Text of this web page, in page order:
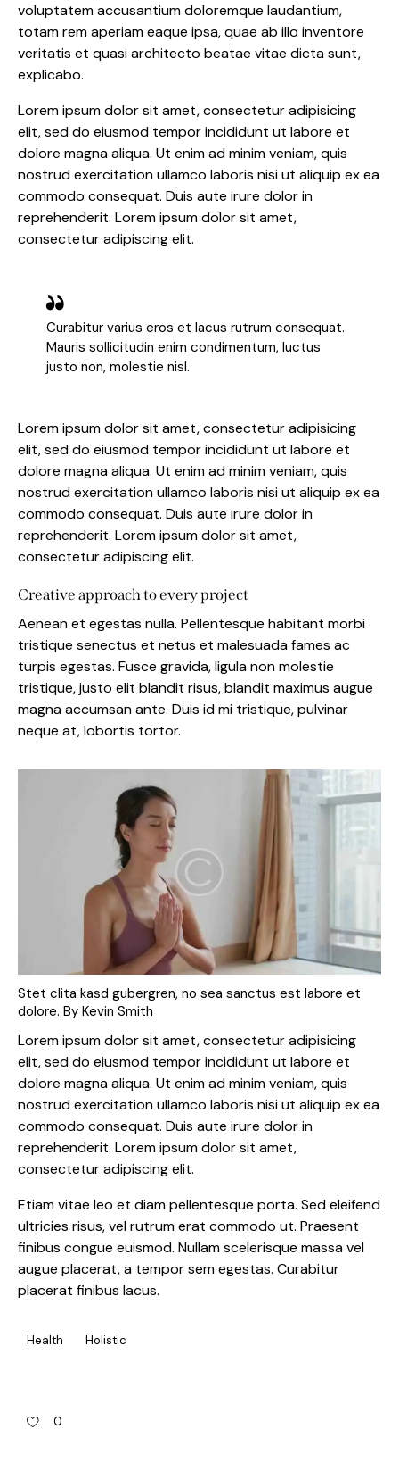
voluptatem accusantium doloremque laudantium,
totam rem aperiam eaque ipsa, quae ab illo inventore
veritatis et quasi architecto beatae vitae dicta sunt,
explicabo.
Lorem ipsum dolor sit amet, consectetur adipisicing
elit, sed do eiusmod tempor incididunt ut labore et
dolore magna aliqua. Ut enim ad minim veniam, quis
nostrud exercitation ullamco laboris nisi ut aliquip ex ea
commodo consequat. Duis aute irure dolor in
reprehenderit. Lorem ipsum dolor sit amet,
consectetur adipiscing elit.
Curabitur varius eros et lacus rutrum consequat.
Mauris sollicitudin enim condimentum, luctus
justo non, molestie nisl.
Lorem ipsum dolor sit amet, consectetur adipisicing
elit, sed do eiusmod tempor incididunt ut labore et
dolore magna aliqua. Ut enim ad minim veniam, quis
nostrud exercitation ullamco laboris nisi ut aliquip ex ea
commodo consequat. Duis aute irure dolor in
reprehenderit. Lorem ipsum dolor sit amet,
consectetur adipiscing elit.
Creative approach to every project
Aenean et egestas nulla. Pellentesque habitant morbi
tristique senectus et netus et malesuada fames ac
turpis egestas. Fusce gravida, ligula non molestie
tristique, justo elit blandit risus, blandit maximus augue
magna accumsan ante. Duis id mi tristique, pulvinar
neque at, lobortis tortor.
Stet clita kasd gubergren, no sea sanctus est labore et
dolore. By Kevin Smith
Lorem ipsum dolor sit amet, consectetur adipisicing
elit, sed do eiusmod tempor incididunt ut labore et
dolore magna aliqua. Ut enim ad minim veniam, quis
nostrud exercitation ullamco laboris nisi ut aliquip ex ea
commodo consequat. Duis aute irure dolor in
reprehenderit. Lorem ipsum dolor sit amet,
consectetur adipiscing elit.
Etiam vitae leo et diam pellentesque porta. Sed eleifend
ultricies risus, vel rutrum erat commodo ut. Praesent
finibus congue euismod. Nullam scelerisque massa vel
augue placerat, a tempor sem egestas. Curabitur
placerat finibus lacus.
Health Holistic
0